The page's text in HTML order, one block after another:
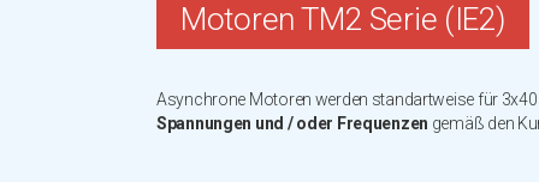
Motoren TM2 Serie (IE2)
Asynchrone Motoren werden standartweise für
Spannungen und / oder Frequenzen gemäß den